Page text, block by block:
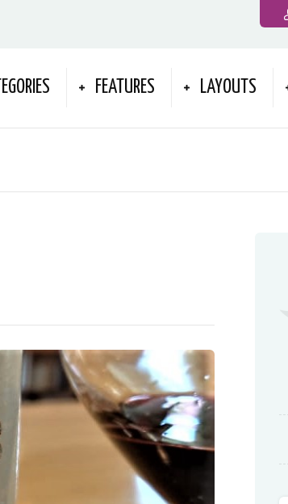
FEATURES LAYOUTS